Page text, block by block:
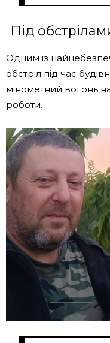
Під
Одним із
обстріл під час
мінометний вогонь
роботи.